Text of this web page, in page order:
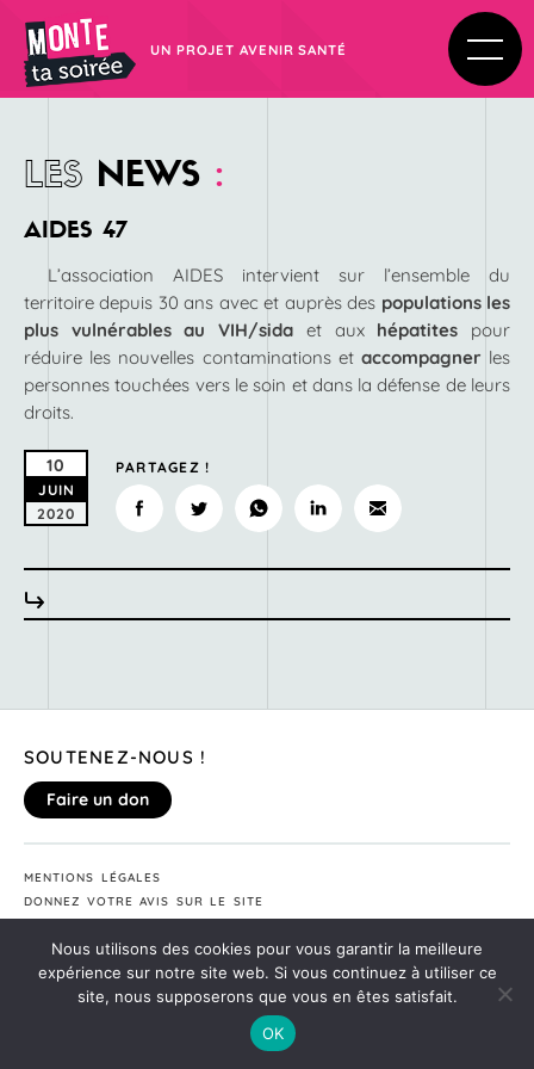
UN PROJET AVENIR SANTÉ
LES NEWS :
AIDES 47
L’association AIDES intervient sur l’ensemble du
territoire depuis 30 ans avec et auprès des populations les
plus vulnérables au VIH/sida et aux hépatites pour
réduire les nouvelles contaminations et accompagner les
personnes touchées vers le soin et dans la défense de leurs
droits.
10
JUIN
2020
PARTAGEZ !
SOUTENEZ-NOUS !
Faire un don
MENTIONS LÉGALES
DONNEZ VOTRE AVIS SUR LE SITE
Nous utilisons des cookies pour vous garantir la meilleure
expérience sur notre site web. Si vous continuez à utiliser ce
site, nous supposerons que vous en êtes satisfait.
OK